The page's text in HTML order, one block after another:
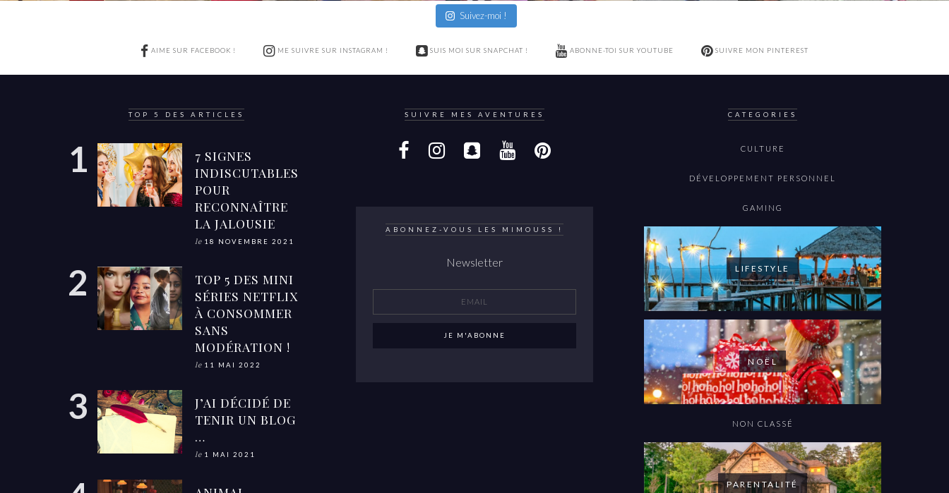
Suivez-moi !
AIME SUR FACEBOOK ! ME SUIVRE SUR INSTAGRAM ! SUIS MOI SUR SNAPCHAT ! ABONNE-TOI SUR YOUTUBE SUIVRE MON PINTEREST
TOP 5 DES ARTICLES
7 SIGNES
INDISCUTABLES
POUR
RECONNAÎTRE
LA JALOUSIE
le 18 NOVEMBRE 2021
TOP 5 DES MINI
SÉRIES NETFLIX
À CONSOMMER
SANS
MODÉRATION !
le 11 MAI 2022
J’AI DÉCIDÉ DE
TENIR UN BLOG
…
le 1 MAI 2021
SUIVRE MES AVENTURES
ABONNEZ-VOUS LES MIMOUSS !
Newsletter
CATEGORIES
CULTURE
DÉVELOPPEMENT PERSONNEL
GAMING
LIFESTYLE
NOËL
NON CLASSÉ
PARENTALITÉ